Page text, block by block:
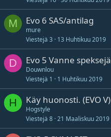
M Evo 6 SAS/antilag
mure
Viestejä 3 13 Huhtikuu 2019
D Evo 5 Vanne speksejä
Douwnlou
Viestejä 1 1 Huhtikuu 2019
H Käy huonosti. (EVO V)
Hogstyle
Viestejä 8 21 Maaliskuu 2019